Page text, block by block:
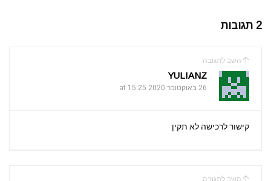
2 תגובות
השב לתגובה
YULIANZ
26 באוקטובר 2020 at 15:25
קישור לרכישה לא תקין
השב לתגובה